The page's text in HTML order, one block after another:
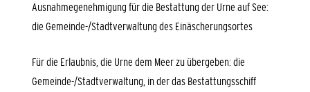
Ausnahmegenehmigung für die Bestattung der Urne auf See:
die Gemeinde-/Stadtverwaltung des Einäscherungsortes
Für die Erlaubnis, die Urne dem Meer zu übergeben: die
Gemeinde-/Stadtverwaltung, in der das Bestattungsschiff